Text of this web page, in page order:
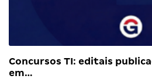
Concursos TI: editais
em…